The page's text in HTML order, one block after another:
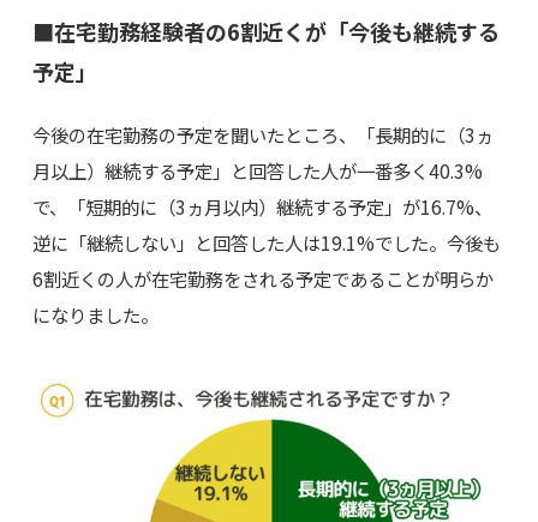
■在宅勤務経験者の6割近くが「今後も継続する
予定」
今後の在宅勤務の予定を聞いたところ、「長期的に（3ヵ
月以上）継続する予定」と回答した人が一番多く40.3%
で、「短期的に（3ヵ月以内）継続する予定」が16.7%、
逆に「継続しない」と回答した人は19.1%でした。今後も
6割近くの人が在宅勤務をされる予定であることが明らか
になりました。